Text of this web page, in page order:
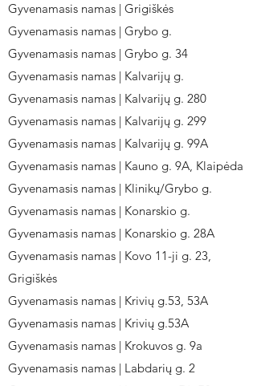
Gyvenamasis namas | Grigiškės
Gyvenamasis namas | Grybo g.
Gyvenamasis namas | Grybo g. 34
Gyvenamasis namas | Kalvarijų g.
Gyvenamasis namas | Kalvarijų g. 280
Gyvenamasis namas | Kalvarijų g. 299
Gyvenamasis namas | Kalvarijų g. 99A
Gyvenamasis namas | Kauno g. 9A, Klaipėda
Gyvenamasis namas | Klinikų/Grybo g.
Gyvenamasis namas | Konarskio g.
Gyvenamasis namas | Konarskio g. 28A
Gyvenamasis namas | Kovo 11-ji g. 23,
Grigiškės
Gyvenamasis namas | Krivių g.53, 53A
Gyvenamasis namas | Krivių g.53A
Gyvenamasis namas | Krokuvos g. 9a
Gyvenamasis namas | Labdarių g. 2